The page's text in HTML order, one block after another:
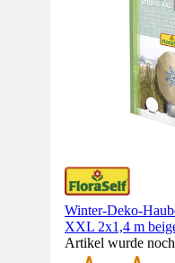
Winter-Deko-
XXL 2x1,4 m
Artikel wurde